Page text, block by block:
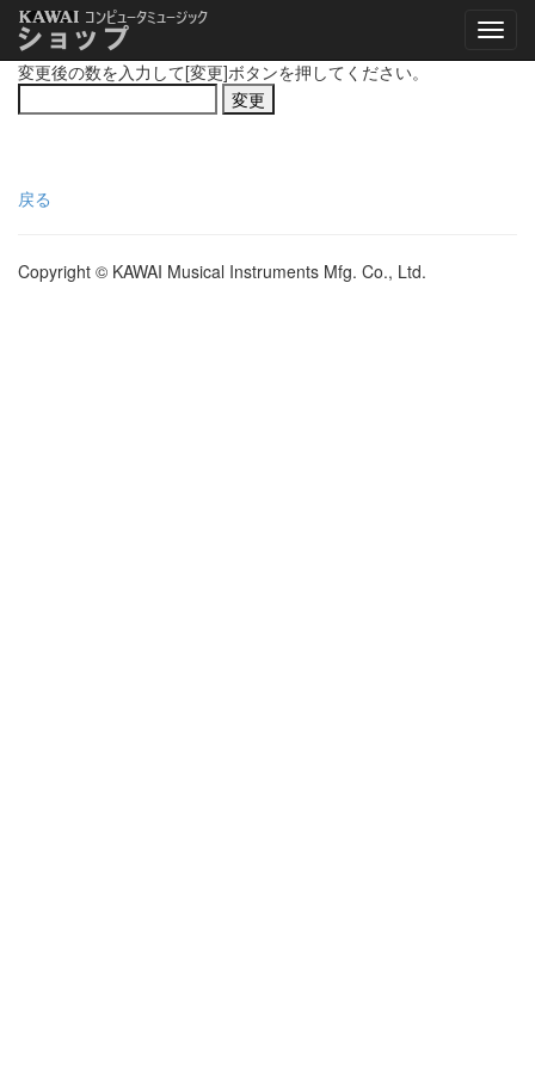
変更後の数を入力して[変更]ボタンを押してください。
戻る
Copyright © KAWAI Musical Instruments Mfg. Co., Ltd.